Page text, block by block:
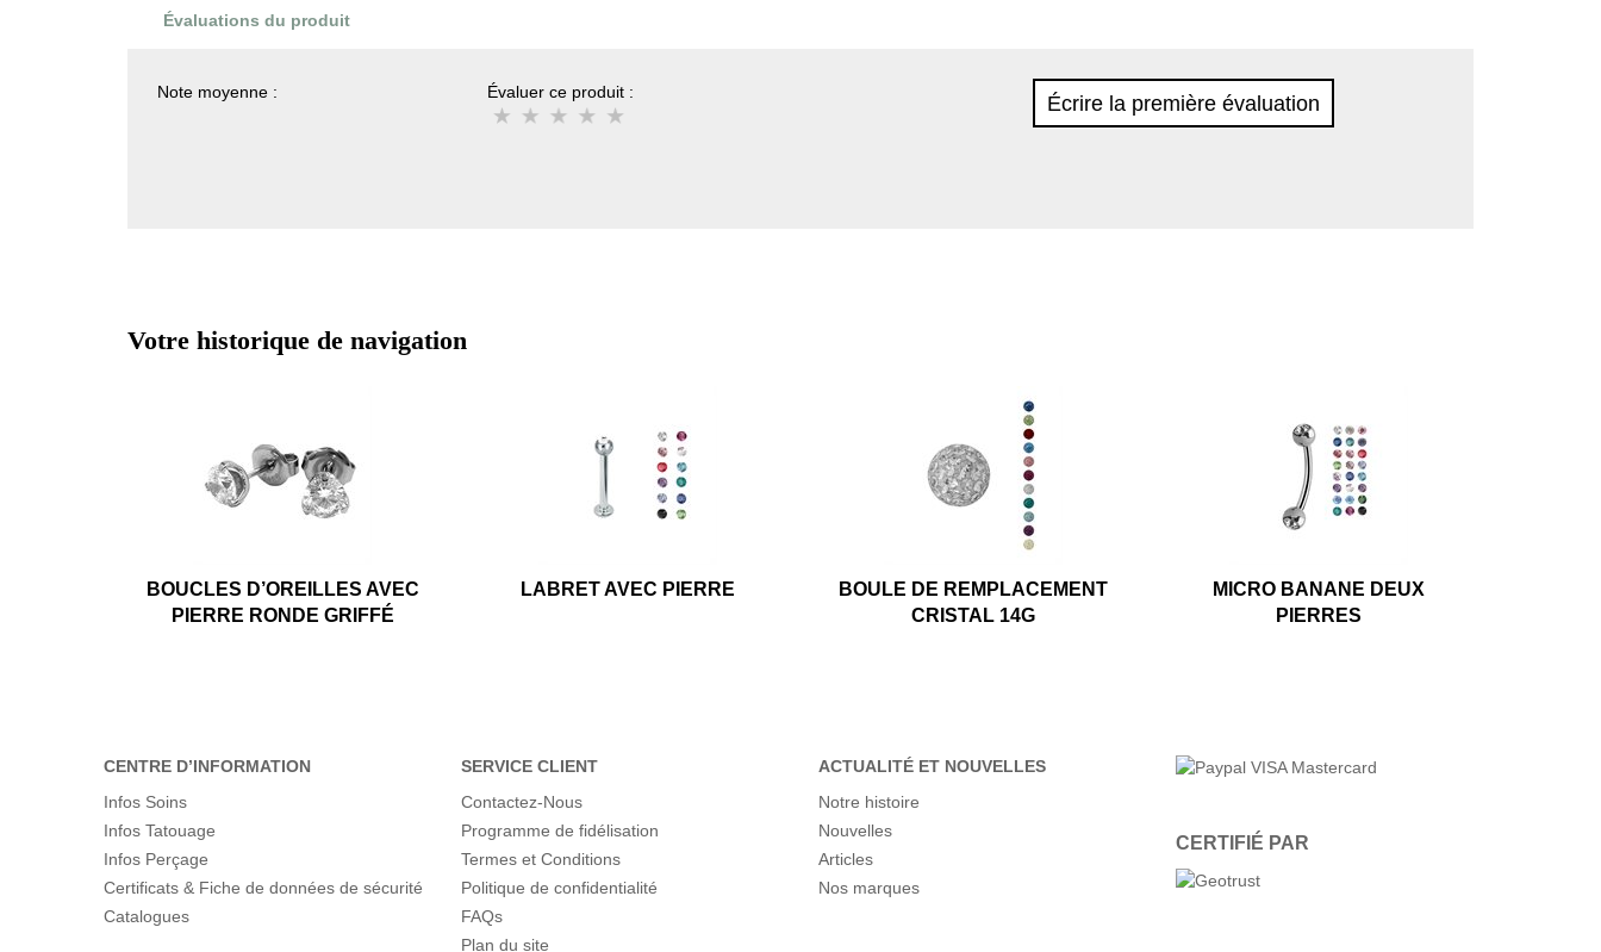
Évaluations du produit
Note moyenne : Évaluer ce produit : Écrire la première évaluation
Votre historique de navigation
BOUCLES D’OREILLES AVEC
PIERRE RONDE GRIFFÉ
LABRET AVEC PIERRE
BOULE DE REMPLACEMENT
CRISTAL 14G
MICRO BANANE DEUX
PIERRES
CENTRE D’INFORMATION
Infos Soins
Infos Tatouage
Infos Perçage
Certificats & Fiche de données de sécurité
Catalogues
SERVICE CLIENT
Contactez-Nous
Programme de fidélisation
Termes et Conditions
Politique de confidentialité
FAQs
Plan du site
ACTUALITÉ ET NOUVELLES
Notre histoire
Nouvelles
Articles
Nos marques
CERTIFIÉ PAR